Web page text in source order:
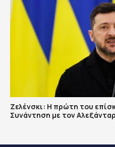
Ζελένσκι: Η πρώτη του
Συνάντηση με τον